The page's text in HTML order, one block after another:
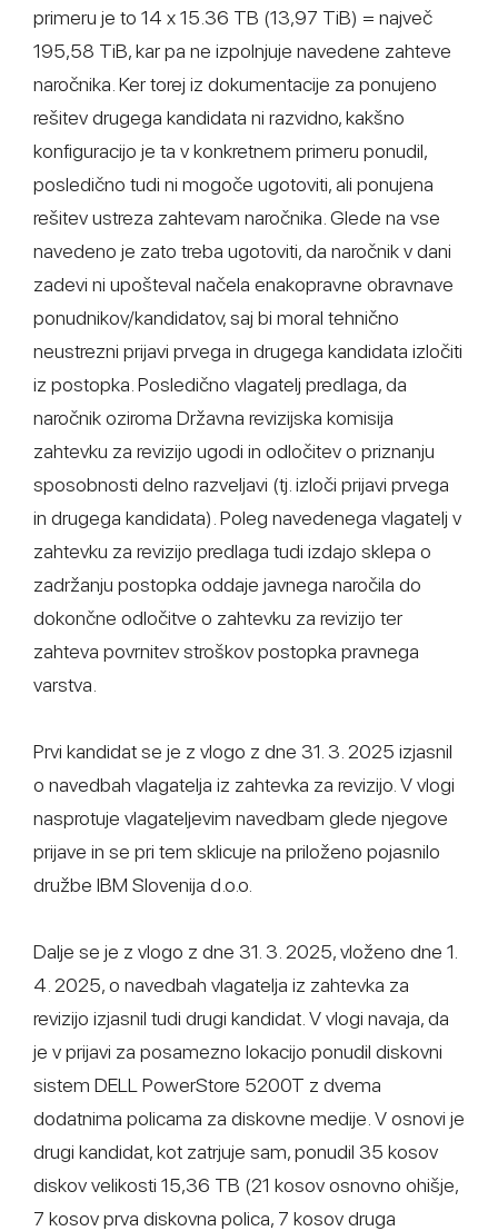
primeru je to 14 x 15.36 TB (13,97 TiB) = največ
195,58 TiB, kar pa ne izpolnjuje navedene zahteve
naročnika. Ker torej iz dokumentacije za ponujeno
rešitev drugega kandidata ni razvidno, kakšno
konfiguracijo je ta v konkretnem primeru ponudil,
posledično tudi ni mogoče ugotoviti, ali ponujena
rešitev ustreza zahtevam naročnika. Glede na vse
navedeno je zato treba ugotoviti, da naročnik v dani
zadevi ni upošteval načela enakopravne obravnave
ponudnikov/kandidatov, saj bi moral tehnično
neustrezni prijavi prvega in drugega kandidata izločiti
iz postopka. Posledično vlagatelj predlaga, da
naročnik oziroma Državna revizijska komisija
zahtevku za revizijo ugodi in odločitev o priznanju
sposobnosti delno razveljavi (tj. izloči prijavi prvega
in drugega kandidata). Poleg navedenega vlagatelj v
zahtevku za revizijo predlaga tudi izdajo sklepa o
zadržanju postopka oddaje javnega naročila do
dokončne odločitve o zahtevku za revizijo ter
zahteva povrnitev stroškov postopka pravnega
varstva.
Prvi kandidat se je z vlogo z dne 31. 3. 2025 izjasnil
o navedbah vlagatelja iz zahtevka za revizijo. V vlogi
nasprotuje vlagateljevim navedbam glede njegove
prijave in se pri tem sklicuje na priloženo pojasnilo
družbe IBM Slovenija d.o.o.
Dalje se je z vlogo z dne 31. 3. 2025, vloženo dne 1.
4. 2025, o navedbah vlagatelja iz zahtevka za
revizijo izjasnil tudi drugi kandidat. V vlogi navaja, da
je v prijavi za posamezno lokacijo ponudil diskovni
sistem DELL PowerStore 5200T z dvema
dodatnima policama za diskovne medije. V osnovi je
drugi kandidat, kot zatrjuje sam, ponudil 35 kosov
diskov velikosti 15,36 TB (21 kosov osnovno ohišje,
7 kosov prva diskovna polica, 7 kosov druga